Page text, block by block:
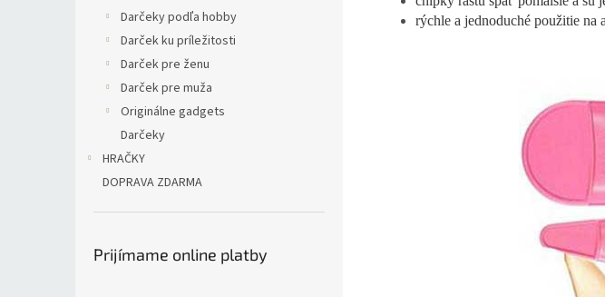
Darčeky podľa hobby
Darček ku príležitosti
Darček pre ženu
Darček pre muža
Originálne gadgets
Darčeky
HRAČKY
DOPRAVA ZDARMA
Prijímame online platby
rýchle a jednoduché použitie na